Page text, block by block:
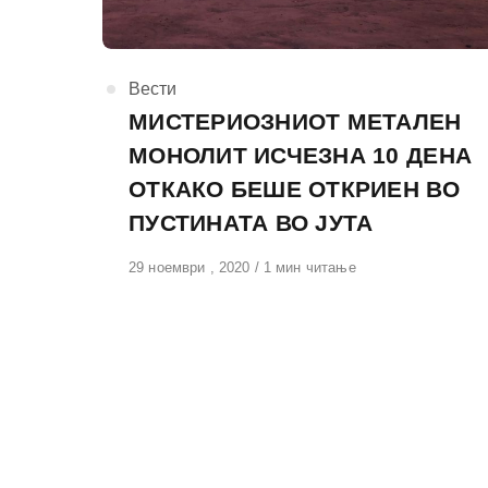
КАтегорија
Вести
МИСТЕРИОЗНИОТ МЕТАЛЕН
МОНОЛИТ ИСЧЕЗНА 10 ДЕНА
ОТКАКО БЕШЕ ОТКРИЕН ВО
ПУСТИНАТА ВО ЈУТА
Објавено
29 ноември , 2020 1 мин читање